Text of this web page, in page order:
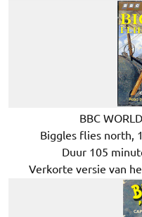
BBC
Biggles flies north,
Duur 105
Verkorte versie van